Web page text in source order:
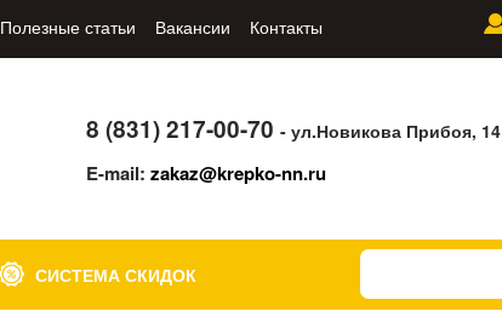
Полезные статьи Вакансии Контакты
8 (831) 217-00-70- ул.Новикова Прибоя, 14
E-mail:zakaz@krepko-nn.ru
СИСТЕМА СКИДОК